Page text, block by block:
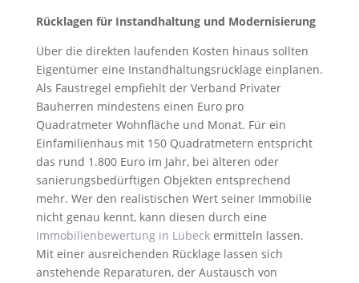
Rücklagen für Instandhaltung und Modernisierung
Über die direkten laufenden Kosten hinaus sollten
Eigentümer eine Instandhaltungsrücklage einplanen.
Als Faustregel empfiehlt der Verband Privater
Bauherren mindestens einen Euro pro
Quadratmeter Wohnfläche und Monat. Für ein
Einfamilienhaus mit 150 Quadratmetern entspricht
das rund 1.800 Euro im Jahr, bei älteren oder
sanierungsbedürftigen Objekten entsprechend
mehr. Wer den realistischen Wert seiner Immobilie
nicht genau kennt, kann diesen durch eine
Immobilienbewertung in Lübeckermitteln lassen.
Mit einer ausreichenden Rücklage lassen sich
anstehende Reparaturen, der Austausch von